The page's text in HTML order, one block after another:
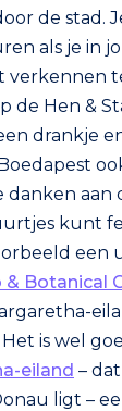
de stad.
als je in
verkennen
de Hen &
drankje
danken aan
kunt
een
Botanical
is wel
eiland –
ligt –